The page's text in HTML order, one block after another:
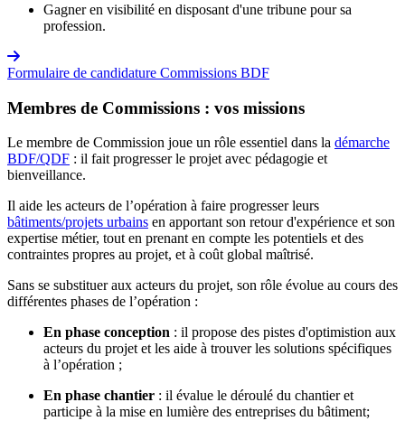
Gagner en visibilité en disposant d'une tribune pour sa
profession.
Formulaire de candidature Commissions BDF
Membres de Commissions : vos missions
Le membre de Commission joue un rôle essentiel dans la démarche
BDF/QDF : il fait progresser le projet avec pédagogie et
bienveillance.
Il aide les acteurs de l’opération à faire progresser leurs
bâtiments/projets urbains en apportant son retour d'expérience et son
expertise métier, tout en prenant en compte les potentiels et des
contraintes propres au projet, et à coût global maîtrisé.
Sans se substituer aux acteurs du projet, son rôle évolue au cours des
différentes phases de l’opération :
En phase conception : il propose des pistes d'optimistion aux
acteurs du projet et les aide à trouver les solutions spécifiques
à l’opération ;
En phase chantier : il évalue le déroulé du chantier et
participe à la mise en lumière des entreprises du bâtiment;